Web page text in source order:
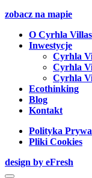
zobacz na mapie
O Cyrhla Villas
Inwestycje
Cyrhla
Cyrhla
Cyrhla
Ecothinking
Blog
Kontakt
Polityka
Pliki Cookies
design by eFresh